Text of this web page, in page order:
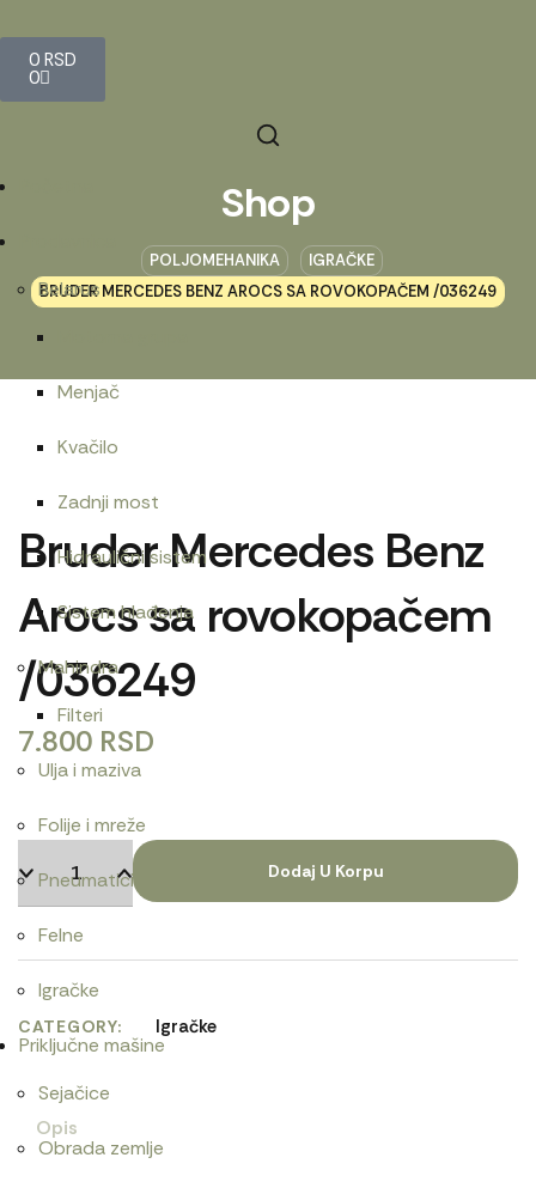
0 RSD
0
Belarus
Menjač
Kvačilo
Zadnji most
Hidraulični sistem
Sistem hlađenja
Mahindra
Filteri
Ulja i maziva
Folije i mreže
Pneumatici
Felne
Igračke
Priključne mašine
Sejačice
Obrada zemlje
Shop
POLJOMEHANIKA
IGRAČKE
BRUDER MERCEDES BENZ AROCS SA ROVOKOPAČEM /036249
Bruder Mercedes Benz
Arocs sa rovokopačem
/036249
7.800 RSD
Dodaj U Korpu
CATEGORY Igračke
Opis